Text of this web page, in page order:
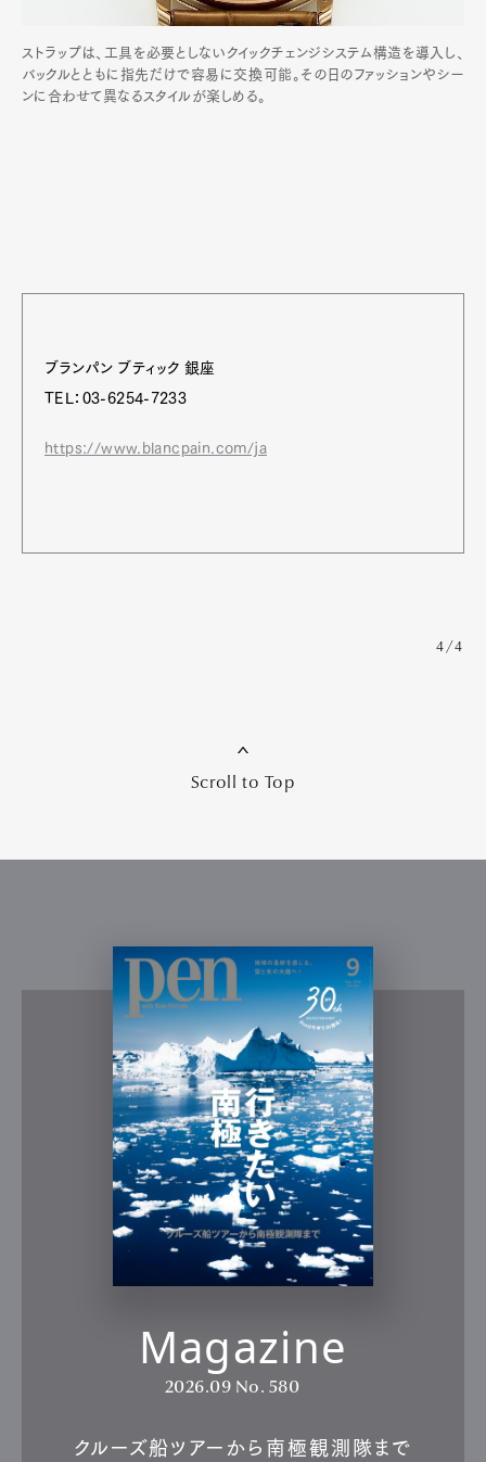
ストラップは、工具を必要としないクイックチェンジシステム構造を導入し、
バックルとともに指先だけで容易に交換可能。その日のファッションやシー
ンに合わせて異なるスタイルが楽しめる。
ブランパン ブティック 銀座
TEL：03-6254-7233
https://www.blancpain.com/ja
4/4
Scroll to Top
Magazine
2026.09 No. 580
クルーズ船ツアーから南極観測隊まで